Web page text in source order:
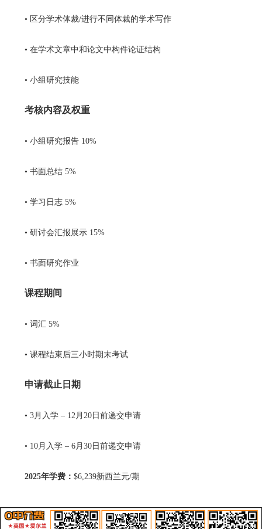
• 区分学术体裁/进行不同体裁的学术写作
• 在学术文章中和论文中构件论证结构
• 小组研究技能
考核内容及权重
• 小组研究报告 10%
• 书面总结 5%
• 学习日志 5%
• 研讨会汇报展示 15%
• 书面研究作业
课程期间
• 词汇 5%
• 课程结束后三小时期末考试
申请截止日期
• 3月入学 – 12月20日前递交申请
• 10月入学 – 6月30日前递交申请
2025年学费： $6,239新西兰元/期